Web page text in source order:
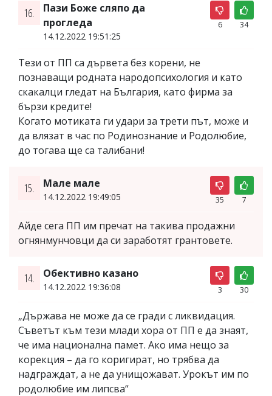
16.
Пази Боже сляпо да
прогледа
14.12.2022 19:51:25
6 34
Тези от ПП са дървета без корени, не
познаващи родната народопсихология и като
скакалци гледат на България, като фирма за
бързи кредите!
Когато мотиката ги удари за трети път, може и
да влязат в час по Родинознание и Родолюбие,
до тогава ще са талибани!
15. Мале мале
14.12.2022 19:49:05 35 7
Айде сега ПП им пречат на такива продажни
огнянмунчовци да си заработят грантовете.
14. Обективно казано
14.12.2022 19:36:08 3 30
„Държава не може да се гради с ликвидация.
Съветът към тези млади хора от ПП е да знаят,
че има национална памет. Ако има нещо за
корекция – да го коригират, но трябва да
надграждат, а не да унищожават. Урокът им по
родолюбие им липсва“